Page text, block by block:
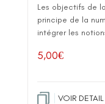
Les objectifs de
principe de la
intégrer les
5,00€
VOIR DETAIL